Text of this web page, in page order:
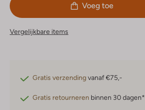
Voeg toe
Vergelijkbare items
Gratis verzendingvanaf €75,-
Gratis retourneren binnen 30 dagen*